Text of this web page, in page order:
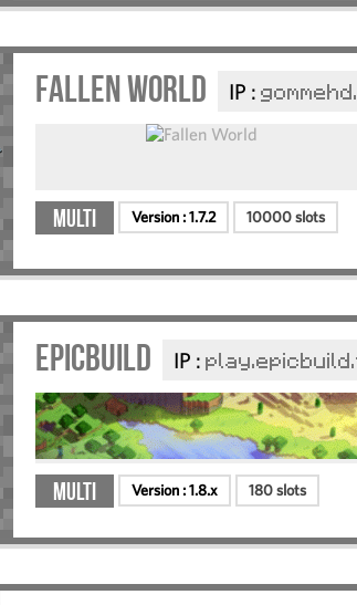
Fallen World IP :
Multi Version :1.7.2 10000 slots
EpicBuild IP :
Multi Version :1.8.x 180 slots